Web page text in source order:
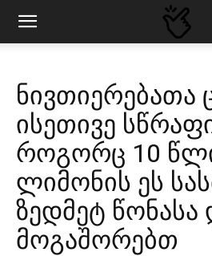
ნივთიერებათა
ისეთივე
როგორც 10
ლიმონის ეს
ზედმეტ წონასა
მოგაშორებთ